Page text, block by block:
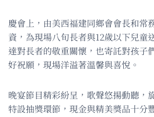
慶會上，由美西福建同鄉會會長和常
資，為現場八旬長者與12歲以下兒童
達對長者的敬重關懷，也寄託對孩子
好祝願，現場洋溢著溫馨與喜悅。
晚宴節目精彩紛呈，歌聲悠揚動聽，
特設抽獎環節，現金與精美獎品十分